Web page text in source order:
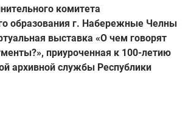
комитета
образования г. Набережные Челны
выставка «О чем говорят
приуроченная к 100-летию
архивной службы Республики